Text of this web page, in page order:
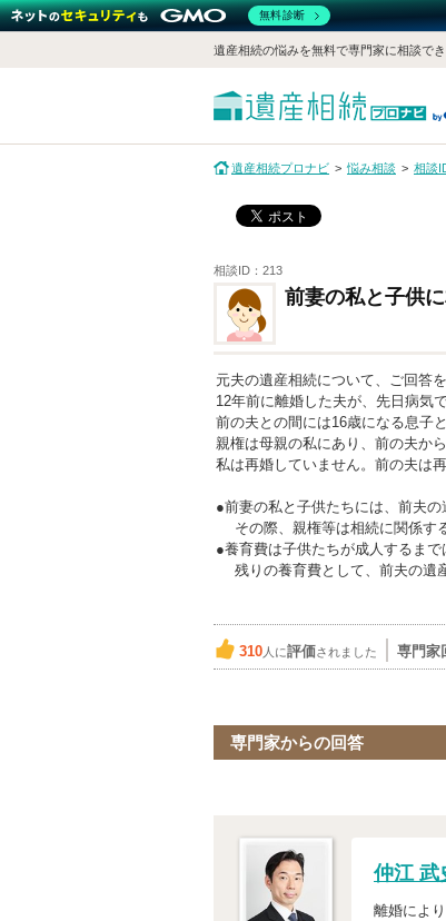
遺産相続の悩みを無料で専門家に相談で
遺産相続プロナビ 悩み相談 相談
相談ID：213
前妻の私と子供
元夫の遺産相続について、ご回答
12年前に離婚した夫が、先日病気
前の夫との間には16歳になる息子
親権は母親の私にあり、前の夫か
私は再婚していません。前の夫は
●前妻の私と子供たちには、前夫
その際、親権等は相続に関係す
●養育費は子供たちが成人するまで
残りの養育費として、前夫の遺
310 人に評価されました 専門家
専門家からの回答
仲江 武
離婚によ
無料診断